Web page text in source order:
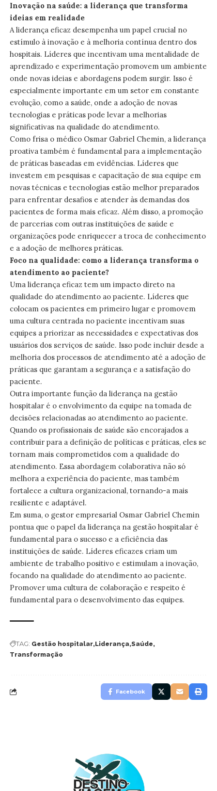
Inovação na saúde: a liderança que transforma
ideias em realidade
A liderança eficaz desempenha um papel crucial no
estímulo à inovação e à melhoria contínua dentro dos
hospitais. Líderes que incentivam uma mentalidade de
aprendizado e experimentação promovem um ambiente
onde novas ideias e abordagens podem surgir. Isso é
especialmente importante em um setor em constante
evolução, como a saúde, onde a adoção de novas
tecnologias e práticas pode levar a melhorias
significativas na qualidade do atendimento.
Como frisa o médico Osmar Gabriel Chemin, a liderança
proativa também é fundamental para a implementação
de práticas baseadas em evidências. Líderes que
investem em pesquisas e capacitação de sua equipe em
novas técnicas e tecnologias estão melhor preparados
para enfrentar desafios e atender às demandas dos
pacientes de forma mais eficaz. Além disso, a promoção
de parcerias com outras instituições de saúde e
organizações pode enriquecer a troca de conhecimento
e a adoção de melhores práticas.
Foco na qualidade: como a liderança transforma o
atendimento ao paciente?
Uma liderança eficaz tem um impacto direto na
qualidade do atendimento ao paciente. Líderes que
colocam os pacientes em primeiro lugar e promovem
uma cultura centrada no paciente incentivam suas
equipes a priorizar as necessidades e expectativas dos
usuários dos serviços de saúde. Isso pode incluir desde a
melhoria dos processos de atendimento até a adoção de
práticas que garantam a segurança e a satisfação do
paciente.
Outra importante função da liderança na gestão
hospitalar é o envolvimento da equipe na tomada de
decisões relacionadas ao atendimento ao paciente.
Quando os profissionais de saúde são encorajados a
contribuir para a definição de políticas e práticas, eles se
tornam mais comprometidos com a qualidade do
atendimento. Essa abordagem colaborativa não só
melhora a experiência do paciente, mas também
fortalece a cultura organizacional, tornando-a mais
resiliente e adaptável.
Em suma, o gestor empresarial Osmar Gabriel Chemin
pontua que o papel da liderança na gestão hospitalar é
fundamental para o sucesso e a eficiência das
instituições de saúde. Líderes eficazes criam um
ambiente de trabalho positivo e estimulam a inovação,
focando na qualidade do atendimento ao paciente.
Promover uma cultura de colaboração e respeito é
fundamental para o desenvolvimento das equipes.
TAG: Gestão hospitalar Liderança Saúde
Transformação
Facebook